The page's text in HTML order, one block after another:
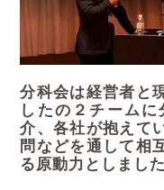
分科会は経営者と
したの２チーム
介、各社が抱えて
問などを通して相
る原動力としました